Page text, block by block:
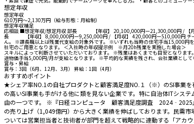
想定年収
想定年収
610万円〜2,130万円（給与形態：月給制）
想定年収補足
応相談 ■想定年収/想定月収 部長 【年収】 20,100,000円ー21,300,000円 / 【
長 【年収】 8,000,000円ー9,250,000円 / 【月収】 420,000円ー510,000円 チー
ん。 ※課長職以上は残業代支給の対象外です。 ※いずれも当時の住宅手当15,000円
社宅のご用意となります。 ＜入社時の年収提示例 ※月20h残業を実施した場合
スキルによって判断させていただいております。 ※残業はあくまでも目安となり
途物価手当5,000円/月が支給となります。 ※平均的な実績を残され、会社業績とし
賞与・昇給
賞与：3回（6月、12月、3月） 昇給：1回（4月）
おすすめポイント
★シェア率NO.1の自社プロダクトと顧客満足度NO.１（※）のSI事業
の高いSI事業も手がける他に類を見ない企業です。特に自治体ITシス
由の一つです。 ※『日経コンピュータ 顧客満足度調査 2024‐2025
の売り上げ（1,049億円）から大きく業績を伸ばしております。民需
ついては営業担当者と技術者が部門を超えて戦略的に連動する「ア